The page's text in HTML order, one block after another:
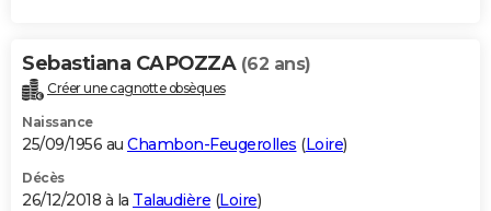
Sebastiana CAPOZZA (62 ans)
Créer une cagnotte obsèques
Naissance
25/09/1956 au Chambon-Feugerolles (Loire)
Décès
26/12/2018 à la Talaudière (Loire)